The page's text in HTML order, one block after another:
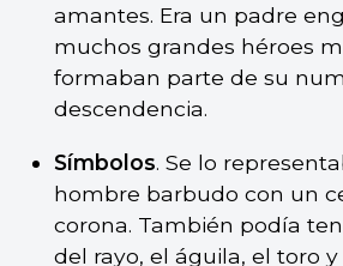
amantes. Era un padre
muchos grandes héroes
formaban parte de su
descendencia.
Símbolos. Se lo
hombre barbudo con un
corona. También podía
del rayo, el águila, el toro y